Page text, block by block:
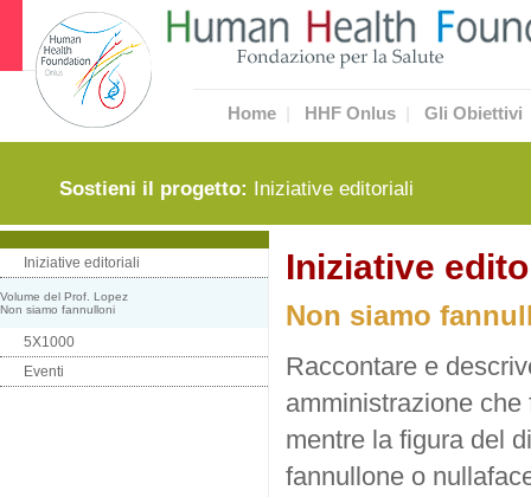
Home HHF Onlus Gli Obiettivi
Sostieni il progetto: Iniziative editoriali
Iniziative editoriali
Volume del Prof. Lopez
Non siamo fannulloni
5X1000
Eventi
Iniziative
Non siamo
Raccontare e
amministrazione
mentre la figura del
fannullone o